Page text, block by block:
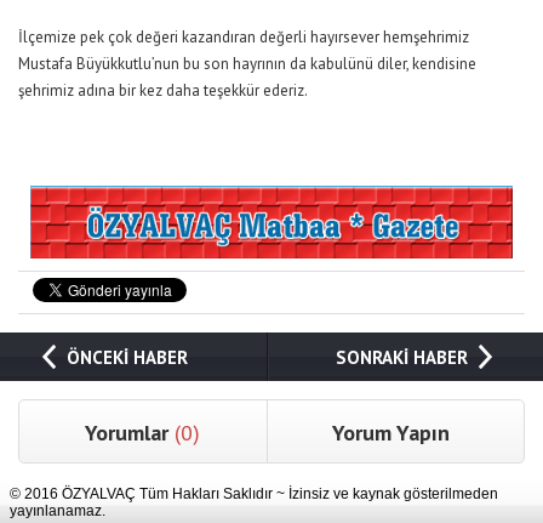
İlçemize pek çok değeri kazandıran değerli hayırsever hemşehrimiz
Mustafa Büyükkutlu’nun bu son hayrının da kabulünü diler, kendisine
şehrimiz adına bir kez daha teşekkür ederiz.
ÖNCEKİ HABER SONRAKİ HABER
Yorumlar (0) Yorum Yapın
© 2016 ÖZYALVAÇ Tüm Hakları Saklıdır ~ İzinsiz ve kaynak gösterilmeden
yayınlanamaz.